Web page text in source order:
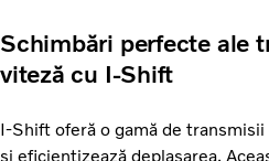
Schimbări perfecte ale
viteză cu I-Shift
I-Shift oferă o gamă de transmisii
și eficientizează deplasarea.